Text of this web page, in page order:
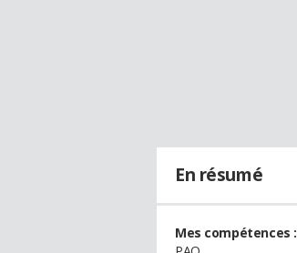
En résumé
Mes compétences :